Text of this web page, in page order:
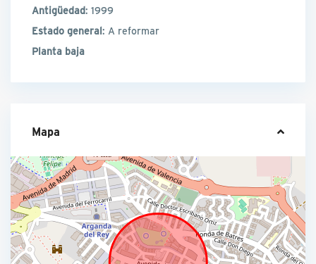
Antigüedad: 1999
Estado general: A reformar
Planta baja
Mapa